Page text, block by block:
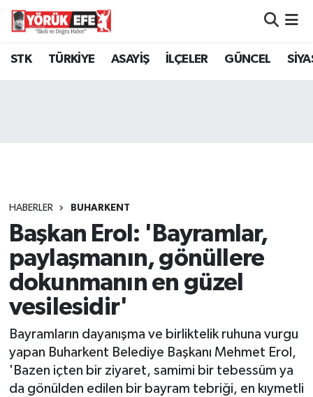
STK TÜRKİYE ASAYİŞ İLÇELER GÜNCEL
HABERLER BUHARKENT
Başkan Erol: 'Bayramlar,
paylaşmanın, gönüllere
dokunmanın en güzel
vesilesidir'
Bayramların dayanışma ve birliktelik ruhuna vurgu
yapan Buharkent Belediye Başkanı Mehmet Erol,
'Bazen içten bir ziyaret, samimi bir tebessüm ya
da gönülden edilen bir bayram tebriği, en kıymetli
Aydın Nöbetçi Eczaneler
Tüm Manşetler
Son Dakika Haberleri
Haber Arşivi